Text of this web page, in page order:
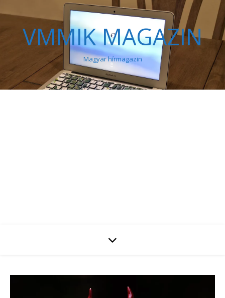
VMMIK MAGAZIN
Magyar hírmagazin